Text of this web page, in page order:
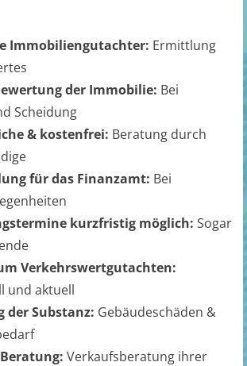
Immobiliengutachter: Ermittlung
der Immobilie: Bei
Scheidung
& kostenfrei: Beratung durch
für das Finanzamt: Bei
kurzfristig möglich: Sogar
Verkehrswertgutachten:
und aktuell
der Substanz: Gebäudeschäden &
Verkaufsberatung ihrer